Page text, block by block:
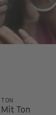
TON
Mit Ton